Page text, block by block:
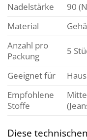
Nadelstärke
90
Material
Anzahl pro
Packung
5
Geeignet für
Empfohlene
Stoffe
Diese